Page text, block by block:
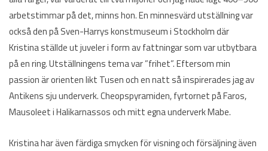
arbetstimmar på det, minns hon. En minnesvärd utställning var
också den på Sven-Harrys konstmuseum i Stockholm där
Kristina ställde ut juveler i form av fattningar som var utbytbara
på en ring. Utställningens tema var ”frihet”. Eftersom min
passion är orienten likt Tusen och en natt så inspirerades jag av
Antikens sju underverk. Cheopspyramiden, fyrtornet på Faros,
Mausoleet i Halikarnassos och mitt egna underverk Mabe.
Kristina har även färdiga smycken för visning och försäljning även